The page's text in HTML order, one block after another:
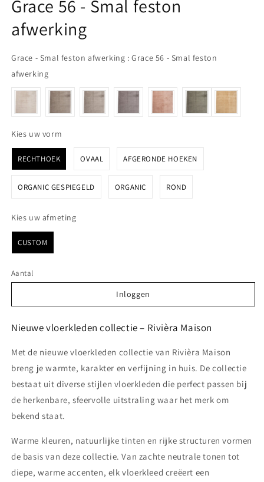
Grace 56 - Smal feston
afwerking
Grace - Smal feston afwerking : Grace 56 - Smal feston
afwerkingGrace - Smal feston afwerking
Kies uw vorm
RECHTHOEK OVAAL AFGERONDE HOEKEN
ORGANIC GESPIEGELD ORGANIC ROND
Kies uw afmetingKies uw afmeting
CUSTOM
Aantal
Inloggen
Inloggen
Nieuwe vloerkleden collectie – Rivièra Maison
Met de nieuwe vloerkleden collectie van Rivièra Maison
breng je warmte, karakter en verfijning in huis. De collectie
bestaat uit diverse stijlen vloerkleden die perfect passen bij
de herkenbare, sfeervolle uitstraling waar het merk om
bekend staat.
Warme kleuren, natuurlijke tinten en rijke structuren vormen
de basis van deze collectie. Van zachte neutrale tonen tot
diepe, warme accenten, elk vloerkleed creëert een